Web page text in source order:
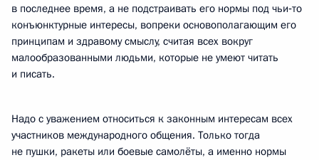
в последнее время, а не подстраивать его нормы под чьи‑то
конъюнктурные интересы, вопреки основополагающим его
принципам и здравому смыслу, считая всех вокруг
малообразованными людьми, которые не умеют читать
и писать.
Надо с уважением относиться к законным интересам всех
участников международного общения. Только тогда
не пушки, ракеты или боевые самолёты, а именно нормы